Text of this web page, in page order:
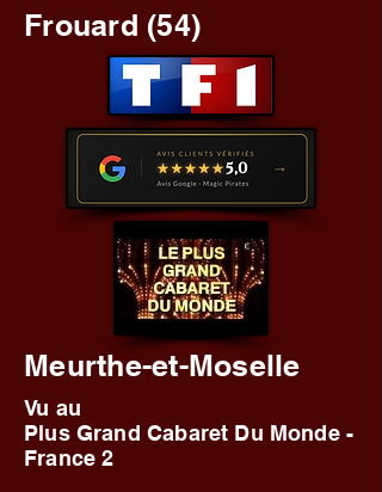
Frouard (54)
Meurthe-et-Moselle
Vu au
Plus Grand Cabaret Du Monde -
France 2